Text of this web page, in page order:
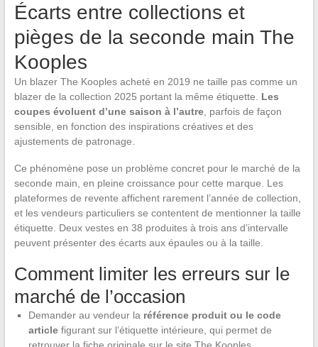
Écarts entre collections et
pièges de la seconde main The
Kooples
Un blazer The Kooples acheté en 2019 ne taille pas comme un
blazer de la collection 2025 portant la même étiquette. Les
coupes évoluent d’une saison à l’autre, parfois de façon
sensible, en fonction des inspirations créatives et des
ajustements de patronage.
Ce phénomène pose un problème concret pour le marché de la
seconde main, en pleine croissance pour cette marque. Les
plateformes de revente affichent rarement l’année de collection,
et les vendeurs particuliers se contentent de mentionner la taille
étiquette. Deux vestes en 38 produites à trois ans d’intervalle
peuvent présenter des écarts aux épaules ou à la taille.
Comment limiter les erreurs sur le
marché de l’occasion
Demander au vendeur la référence produit ou le code
articlefigurant sur l’étiquette intérieure, qui permet de
retrouver la fiche originale sur le site The Kooples